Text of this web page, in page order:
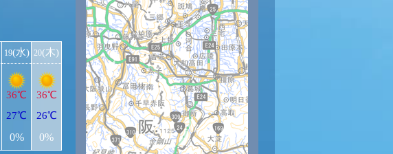
19(水)
36℃
27℃
0%
20(木)
36℃
26℃
0%